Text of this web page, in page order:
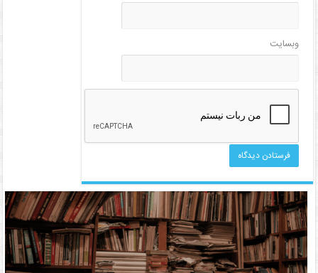
وبسایت